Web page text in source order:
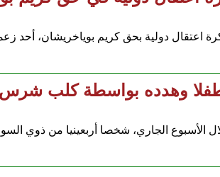
اعتقال دولية بحق كريم بوياخريشان، أحد
طفلا وهدده بواسطة كلب
الجاري، شخصا أربعينيا من ذوي